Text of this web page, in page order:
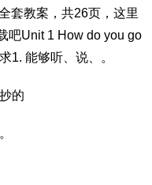
套教案，共26页，这里
吧Unit 1 How do you go
1. 能够听、说、。
的